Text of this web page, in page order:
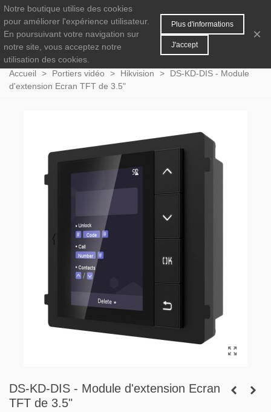
0 MENU
Accueil > Portiers vidéo > Hikvision >
DS-KD-DIS - Module
d'extension Ecran TFT de 3.5"
DS-KD-DIS - Module d'extension Ecran
TFT de 3.5"
Notre boutique utilise des cookies
pour améliorer l'expérience utilisateur.
En poursuivant votre navigation sur
notre site, vous acceptez notre
utilisation des cookies.
Plus d'informations
J'accept
×